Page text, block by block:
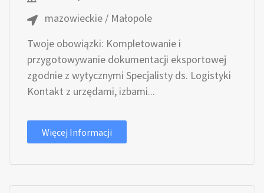
mazowieckie / Małopole
Twoje obowiązki: Kompletowanie i
przygotowywanie dokumentacji eksportowej
zgodnie z wytycznymi Specjalisty ds. Logistyki
Kontakt z urzędami, izbami...
Więcej Informacji